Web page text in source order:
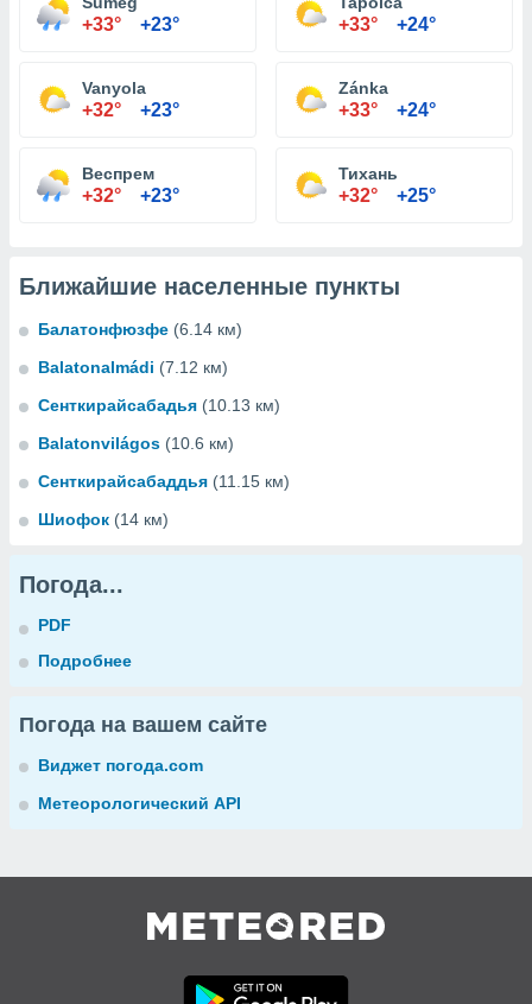
+33° +23° +33° +24°
Vanyola
+32° +23°
Zánka
+33° +24°
Веспрем
+32° +23°
Тихань
+32° +25°
Ближайшие населенные пункты
Балатонфюзфе (6.14 км)
Balatonalmádi (7.12 км)
Сенткирайсабадья (10.13 км)
Balatonvilágos (10.6 км)
Сенткирайсабаддья (11.15 км)
Шиофок (14 км)
Погода...
PDF
Подробнее
Погода на вашем сайте
Виджет погода.com
Метеорологический API